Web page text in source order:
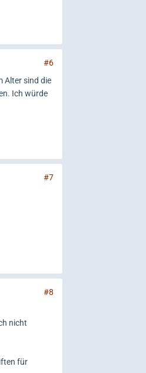
#6
Alter sind die
Ich würde
#7
#8
nicht
für